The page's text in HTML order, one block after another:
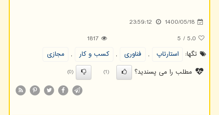
1400/05/18
23:59:12
5.0
/
5
1817
تگها:
استارتاپ , فناوری , كسب و كار ,
مجازی
مطلب را می پسندید؟
(1)
(0)